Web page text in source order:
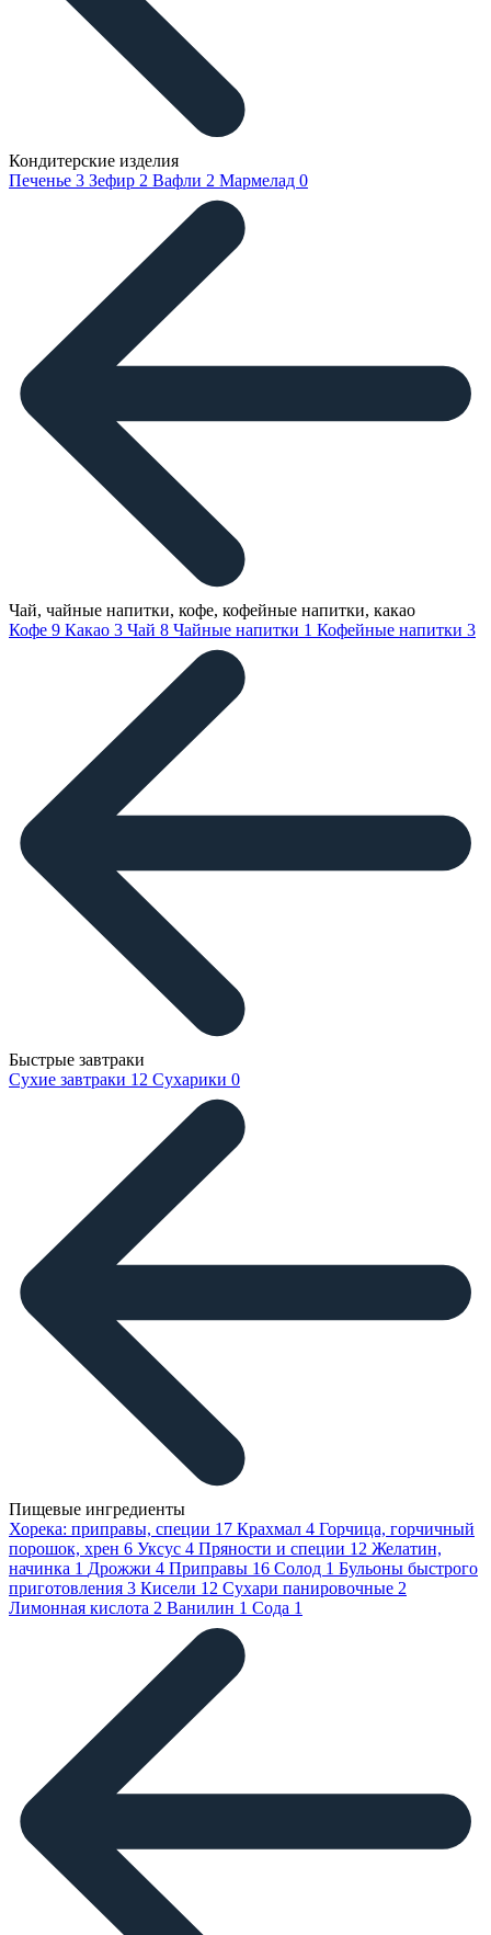
Кондитерские изделия
Печенье 3 Зефир 2 Вафли 2 Мармелад 0
Чай, чайные напитки, кофе, кофейные напитки, какао
Кофе 9 Какао 3 Чай 8 Чайные напитки 1 Кофейные напитки 3
Быстрые завтраки
Сухие завтраки 12 Сухарики 0
Пищевые ингредиенты
Хорека: приправы, специи 17 Крахмал 4 Горчица, горчичный
порошок, хрен 6 Уксус 4 Пряности и специи 12 Желатин,
начинка 1 Дрожжи 4 Приправы 16 Солод 1 Бульоны быстрого
приготовления 3 Кисели 12 Сухари панировочные 2
Лимонная кислота 2 Ванилин 1 Сода 1